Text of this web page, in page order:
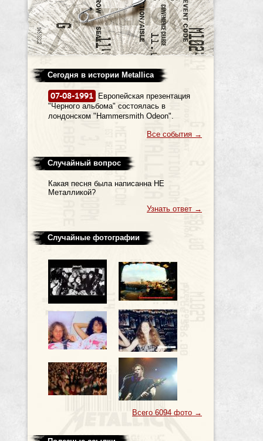
Сегодня в истории Metallica
07-08-1991
Европейская презентация
"Черного альбома" состоялась в
лондонском "Hammersmith Odeon".
Все события →
Случайный вопрос
Какая песня была написанна НЕ
Металликой?
Узнать ответ →
Случайные фотографии
Всего 6094 фото →